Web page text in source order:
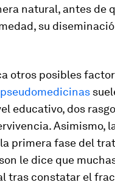
natural, antes de
su
otros posibles
educativo, dos
Asimismo,
primera fase del
le dice que
tras constatar el